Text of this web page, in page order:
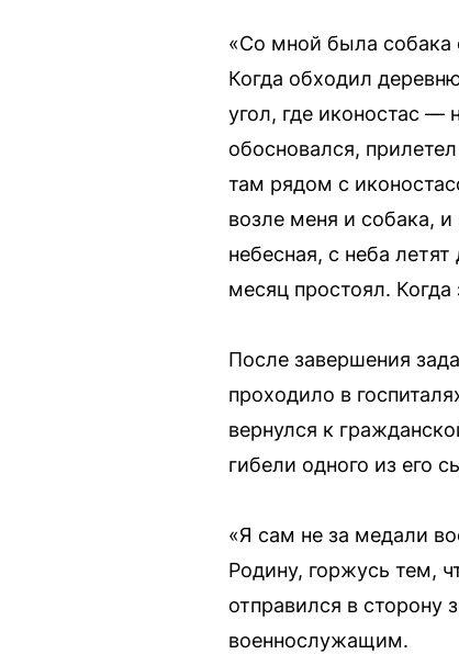
«Со мной была собака
Когда обходил
угол, где иконостас —
обосновался,
там рядом с
возле меня и собака,
небесная, с неба
месяц простоял.
После завершения
проходило в
вернулся к
гибели одного из его
«Я сам не за медали
Родину, горжусь тем,
отправился в
военнослужащим.